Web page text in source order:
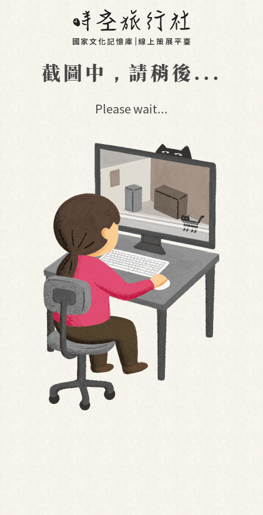
截圖中，請稍後...
Please wait...